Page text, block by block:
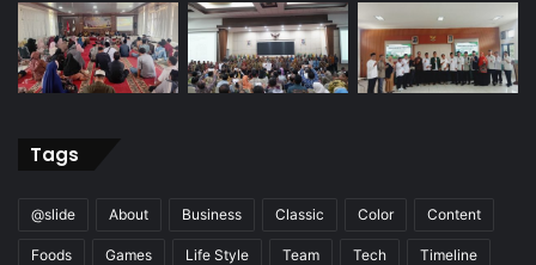
Tags
@slide About Business Classic Color Content
Foods Games Life Style Team Tech Timeline